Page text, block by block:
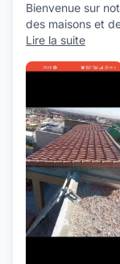
Bienvenue sur
des maisons et
Lire la suite